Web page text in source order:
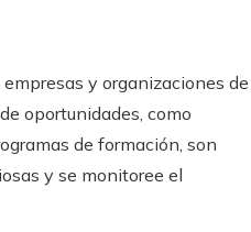
y organizaciones de
oportunidades, como
de formación, son
y se monitoree el